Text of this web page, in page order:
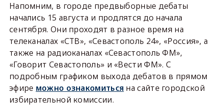
Напомним, в городе предвыборные дебаты
начались 15 августа и продлятся до начала
сентября. Они проходят в разное время на
телеканалах «СТВ», «Севастополь 24», «Россия», а
также на радиоканалах «Севастополь ФМ»,
«Говорит Севастополь» и «Вести ФМ». С
подробным графиком выхода дебатов в прямом
эфире можно ознакомиться на сайте городской
избирательной комиссии.